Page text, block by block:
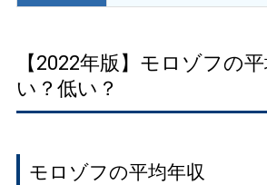
【2022年版】モロゾフの
い？低い？
モロゾフの平均年収